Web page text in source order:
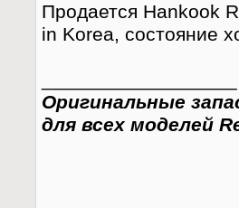
Продается Hankook
in Korea, состояние
Оригинальные
для всех моделей